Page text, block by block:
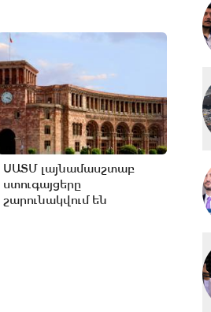
ՍԱՏՄ լայնամասշտաբ
ստուգայցերը
շարունակվում են